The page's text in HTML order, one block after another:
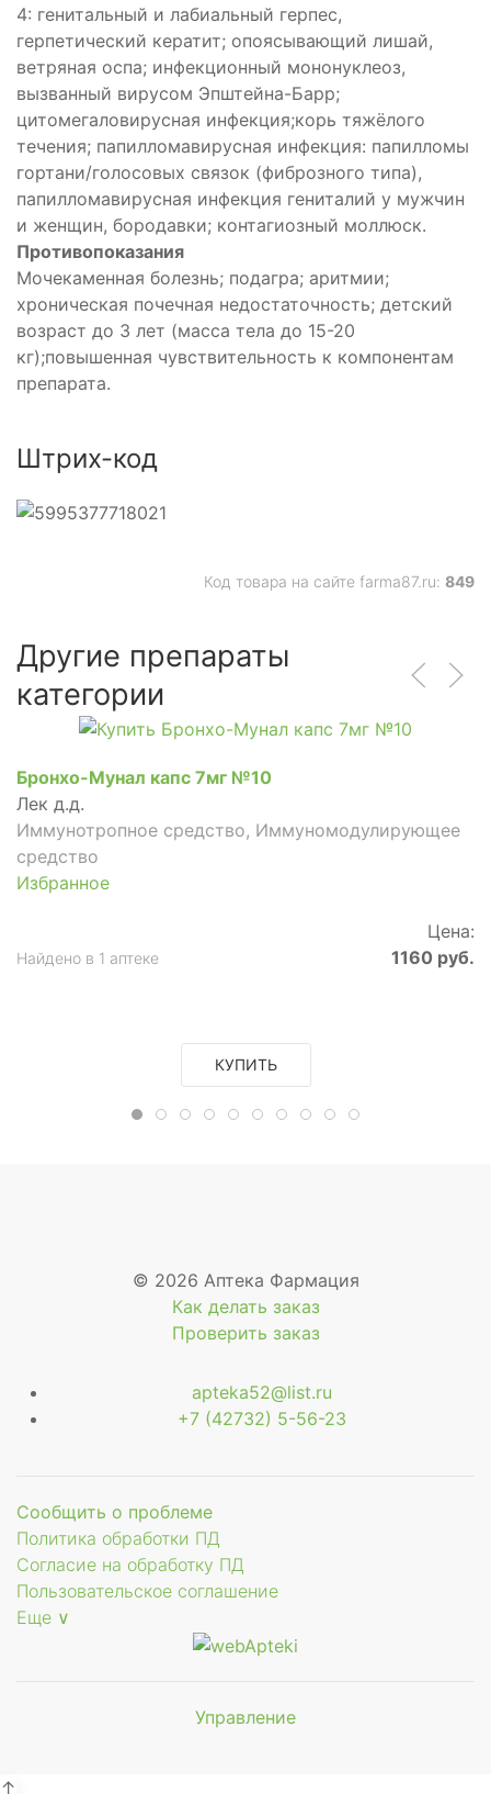
4: генитальный и лабиальный герпес,
герпетический кератит; опоясывающий лишай,
ветряная оспа; инфекционный мононуклеоз,
вызванный вирусом Эпштейна-Барр;
цитомегаловирусная инфекция;корь тяжёлого
течения; папилломавирусная инфекция: папилломы
гортани/голосовых связок (фиброзного типа),
папилломавирусная инфекция гениталий у мужчин
и женщин, бородавки; контагиозный моллюск.
Противопоказания
Мочекаменная болезнь; подагра; аритмии;
хроническая почечная недостаточность; детский
возраст до 3 лет (масса тела до 15-20
кг);повышенная чувствительность к компонентам
препарата.
Штрих-код
Код товара на сайте farma87.ru: 849
Другие препараты
категории
Бронхо-Мунал капс 7мг №10
Лек д.д.
Иммунотропное средство, Иммуномодулирующее
средство
Избранное
Цена:
Найдено в 1 аптеке 1160 руб.
КУПИТЬ
© 2026 Аптека Фармация
Как делать заказ
Проверить заказ
apteka52@list.ru
+7 (42732) 5-56-23
Сообщить о проблеме
Политика обработки ПД
Согласие на обработку ПД
Пользовательское соглашение
Еще ∨
Управление
↑